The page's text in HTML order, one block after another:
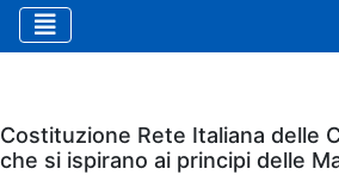
Eventi
Costituzione Rete Italiana delle
che si ispirano ai principi delle